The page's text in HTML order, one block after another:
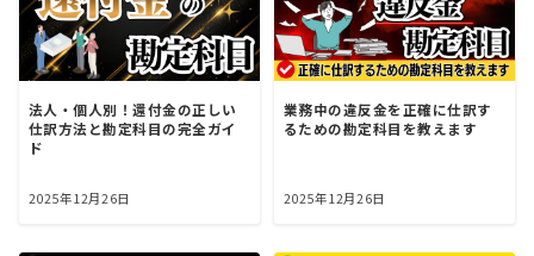
法人・個人別！還付金の正しい
仕訳方法と勘定科目の完全ガイ
ド
2025年12月26日
業務中の違反金を正確に仕訳す
るための勘定科目を教えます
2025年12月26日